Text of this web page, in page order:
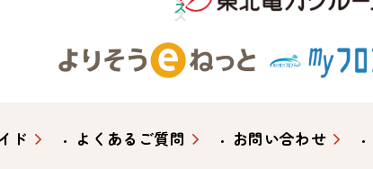
ス
ド よくあるご質問 お問い合わせ